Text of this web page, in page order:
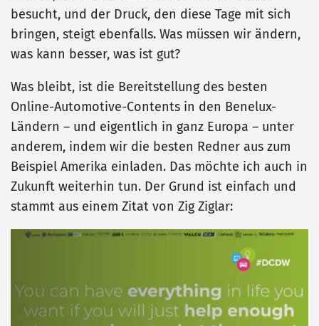
besucht, und der Druck, den diese Tage mit sich
bringen, steigt ebenfalls. Was müssen wir ändern,
was kann besser, was ist gut?
Was bleibt, ist die Bereitstellung des besten
Online-Automotive-Contents in den Benelux-
Ländern – und eigentlich in ganz Europa – unter
anderem, indem wir die besten Redner aus zum
Beispiel Amerika einladen. Das möchte ich auch in
Zukunft weiterhin tun. Der Grund ist einfach und
stammt aus einem Zitat von Zig Ziglar: